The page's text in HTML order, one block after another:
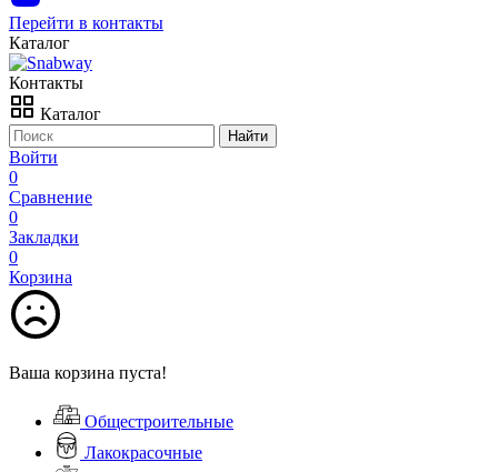
Перейти в контакты
Каталог
Контакты
Каталог
Найти
Войти
0
Сравнение
0
Закладки
0
Корзина
Ваша корзина пуста!
Общестроительные
Лакокрасочные